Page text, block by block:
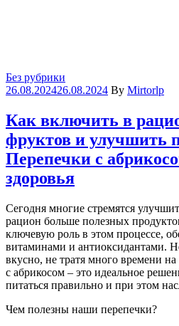
Categories
Без рубрики
26.08.202426.08.2024 By Mirtorlp
Как включить в
фруктов и улучшить
Перепечки с
здоровья
Сегодня многие стремятся
рацион больше полезных
ключевую роль в этом процессе,
витаминами и антиоксидантами.
вкусно, не тратя много времени
с абрикосом – это идеальное
питаться правильно и при этом
Чем полезны наши перепечки?